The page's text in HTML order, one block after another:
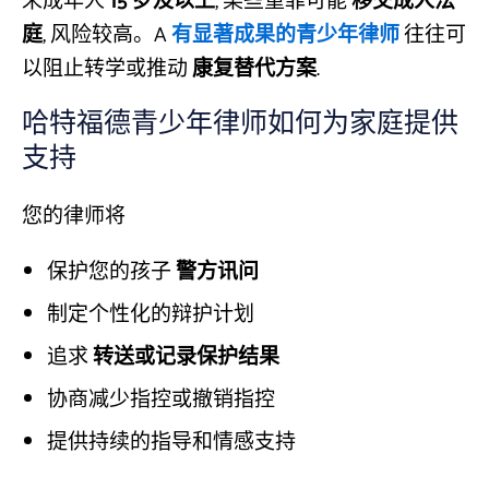
庭, 风险较高。A有显著成果的青少年律师往往可
以阻止转学或推动康复替代方案.
哈特福德青少年律师如何为家庭提供
支持
您的律师将
保护您的孩子警方讯问
制定个性化的辩护计划
追求转送或记录保护结果
协商减少指控或撤销指控
提供持续的指导和情感支持